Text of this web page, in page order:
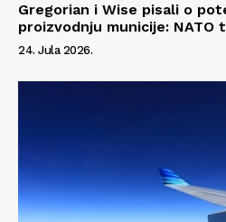
Gregorian i Wise pisali o
proizvodnju municije: NATO
24. Jula 2026.